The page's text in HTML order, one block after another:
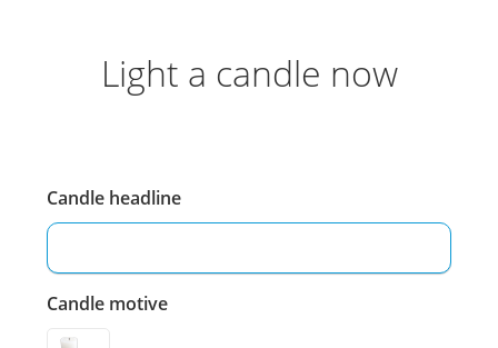
Light a candle now
Candle headline
Candle motive